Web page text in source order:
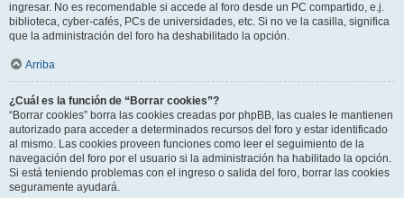
ingresar. No es recomendable si accede al foro desde un PC compartido, e.j.
biblioteca, cyber-cafés, PCs de universidades, etc. Si no ve la casilla, significa
que la administración del foro ha deshabilitado la opción.
Arriba
¿Cuál es la función de “Borrar cookies”?
“Borrar cookies” borra las cookies creadas por phpBB, las cuales le mantienen
autorizado para acceder a determinados recursos del foro y estar identificado
al mismo. Las cookies proveen funciones como leer el seguimiento de la
navegación del foro por el usuario si la administración ha habilitado la opción.
Si está teniendo problemas con el ingreso o salida del foro, borrar las cookies
seguramente ayudará.